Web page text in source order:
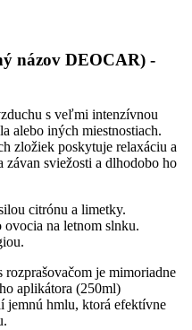
názov DEOCAR) -
s veľmi intenzívnou
alebo iných miestnostiach.
zložiek poskytuje relaxáciu a
sviežosti a dlhodobo ho
citrónu a limetky.
ovocia na letnom slnku.
je mimoriadne
aplikátora (250ml)
jemnú hmlu, ktorá efektívne